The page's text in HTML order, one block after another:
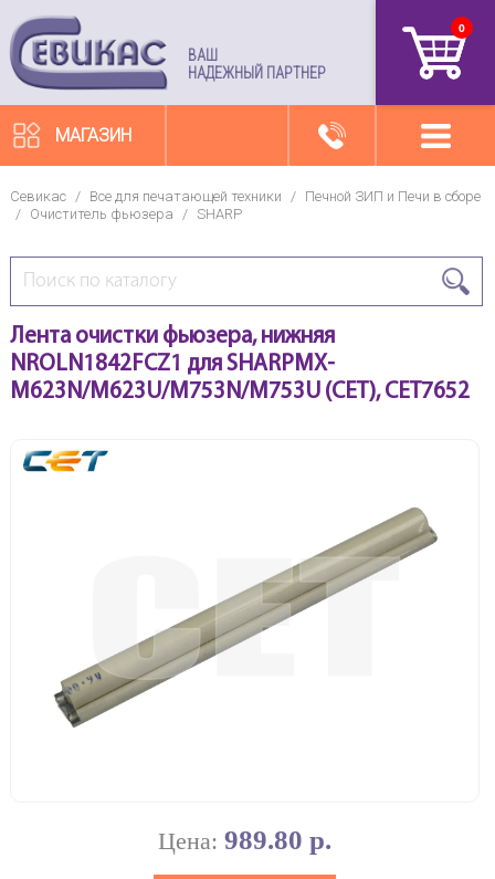
ВАШ
НАДЕЖНЫЙ ПАРТНЕР
0
МАГАЗИН
Севикас / Все для печатающей техники /
Печной ЗИП и Печи в сборе
/
Очиститель фьюзера / SHARP
Лента очистки фьюзера, нижняя
NROLN1842FCZ1 для SHARPMX-
M623N/M623U/M753N/M753U (CET), CET7652
Цена: 989.80 р.